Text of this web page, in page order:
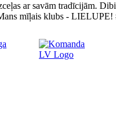
ar savām tradīcijām.
mīļais klubs - LIELUPE!